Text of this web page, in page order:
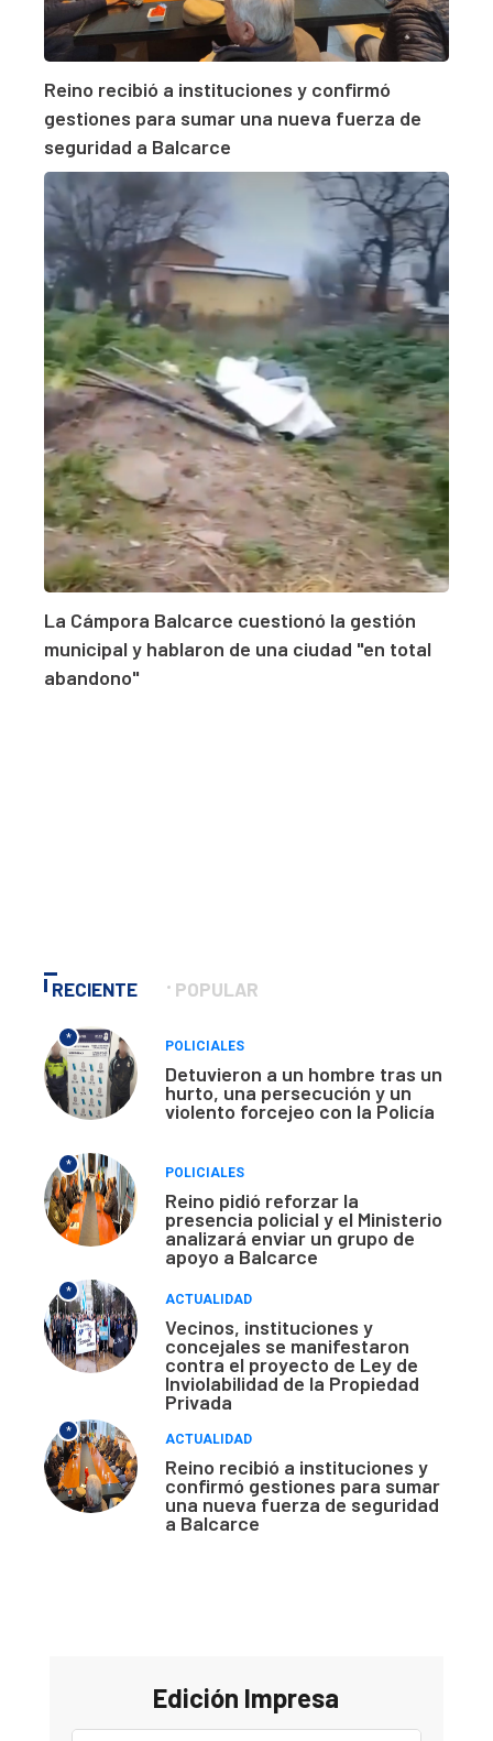
Reino recibió a instituciones y confirmó
gestiones para sumar una nueva fuerza de
seguridad a Balcarce
La Cámpora Balcarce cuestionó la gestión
municipal y hablaron de una ciudad "en total
abandono"
RECIENTE POPULAR
*
POLICIALES
Detuvieron a un hombre tras un
hurto, una persecución y un
violento forcejeo con la Policía
*
POLICIALES
Reino pidió reforzar la
presencia policial y el Ministerio
analizará enviar un grupo de
apoyo a Balcarce
*
ACTUALIDAD
Vecinos, instituciones y
concejales se manifestaron
contra el proyecto de Ley de
Inviolabilidad de la Propiedad
Privada
*
ACTUALIDAD
Reino recibió a instituciones y
confirmó gestiones para sumar
una nueva fuerza de seguridad
a Balcarce
Edición Impresa